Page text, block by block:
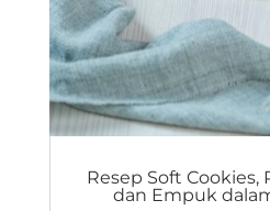
Resep Soft Cookies,
dan Empuk